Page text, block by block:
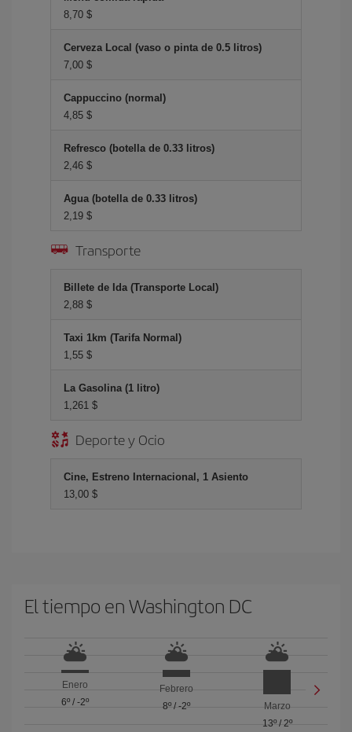
8,70 $
Cerveza Local (vaso o pinta de 0.5 litros)
7,00 $
Cappuccino (normal)
4,85 $
Refresco (botella de 0.33 litros)
2,46 $
Agua (botella de 0.33 litros)
2,19 $
Transporte
Billete de Ida (Transporte Local)
2,88 $
Taxi 1km (Tarifa Normal)
1,55 $
La Gasolina (1 litro)
1,261 $
Deporte y Ocio
Cine, Estreno Internacional, 1 Asiento
13,00 $
El tiempo en Washington DC
Enero
6º/ -2º
Febrero
8º/ -2º
Marzo
13º/ 2º